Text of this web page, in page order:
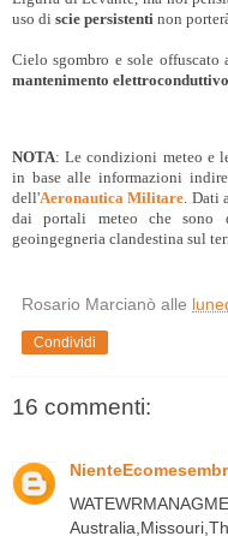
uso di scie persistenti non
Cielo sgombro e sole offuscato
mantenimento
NOTA: Le condizioni meteo e
in base alle informazioni
dell'Aeronautica Militare. Dati
dai portali meteo che sono
geoingegneria clandestina sul
Rosario Marcianò alle
Condividi
16 commenti: